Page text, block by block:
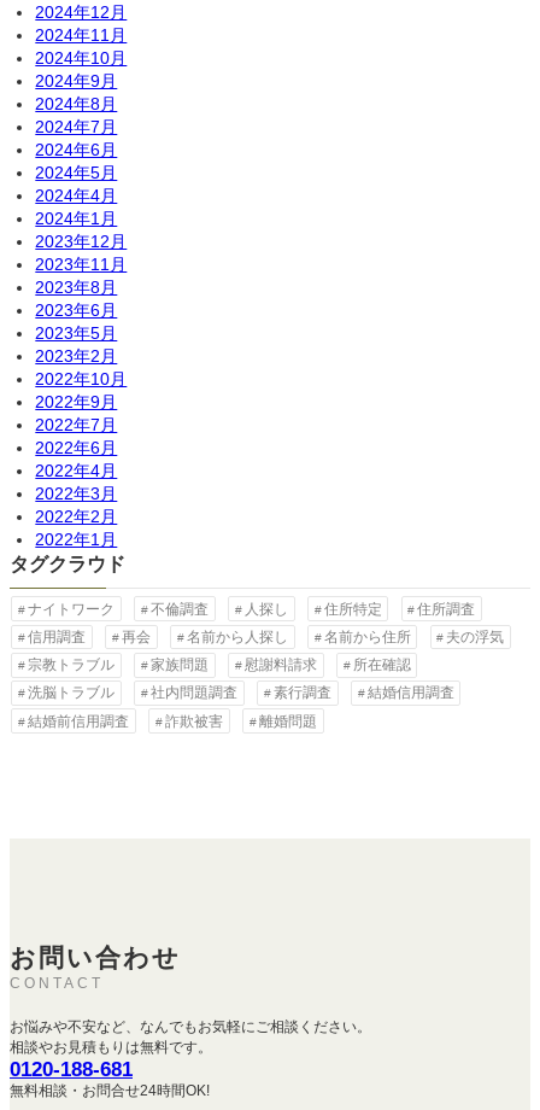
2024年12月
2024年11月
2024年10月
2024年9月
2024年8月
2024年7月
2024年6月
2024年5月
2024年4月
2024年1月
2023年12月
2023年11月
2023年8月
2023年6月
2023年5月
2023年2月
2022年10月
2022年9月
2022年7月
2022年6月
2022年4月
2022年3月
2022年2月
2022年1月
タグクラウド
ナイトワーク 不倫調査 人探し 住所特定
住所調査
信用調査
再会 名前から人探し 名前から住所
夫の浮気
宗教トラブル
家族問題 慰謝料請求
所在確認
洗脳トラブル
社内問題調査 素行調査
結婚信用調査
結婚前信用調査
詐欺被害 離婚問題
お問い合わせ
CONTACT
お悩みや不安など、なんでもお気軽にご相談ください。
相談やお見積もりは無料です。
0120-188-681
無料相談・お問合せ24時間OK!